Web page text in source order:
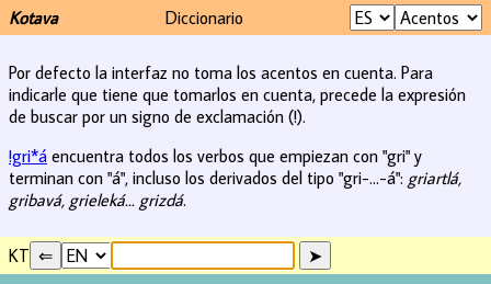
Kotava Diccionario
Por defecto la interfaz no toma los acentos en cuenta. Para
indicarle que tiene que tomarlos en cuenta, precede la expresión
de buscar por un signo de exclamación (!).
!gri*á encuentra todos los verbos que empiezan con "gri" y
terminan con "á", incluso los derivados del tipo "gri-...-á": griartlá,
gribavá, grieleká... grizdá.
KT